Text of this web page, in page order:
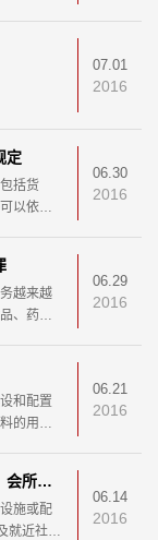
07.01
2016
定
括货
以依法
06.30
2016
越来越
、药品
06.29
2016
和配置
的用
06.21
2016
吕士威：开发商有权处分其投资建设的幼儿园、会所等配套设施吗？
施或配
就近社区
06.14
2016